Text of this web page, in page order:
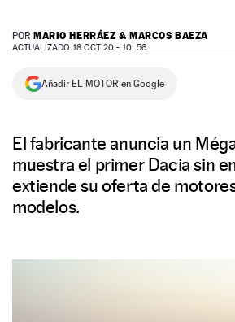
SERVICIOS
NEWSLETTER
POR MARIO HERRÁEZ & MARCOS BAEZA
ACTUALIZADO 18 OCT 20 - 10: 56
Añadir EL MOTOR en Google
El fabricante anuncia un
muestra el primer Dacia sin
extiende su oferta de
modelos.